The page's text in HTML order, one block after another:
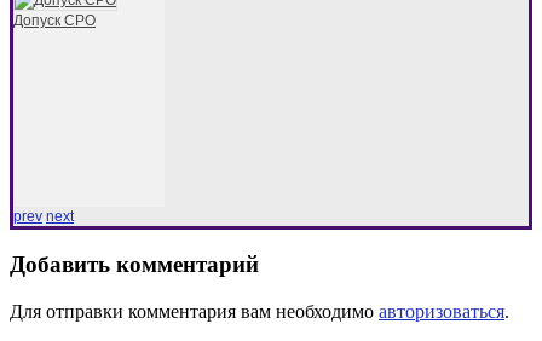
Допуск СРО
prev next
Добавить комментарий
Для отправки комментария вам необходимо авторизоваться.